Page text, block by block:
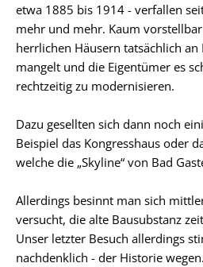
etwa 1885 bis 1914 - verfallen
mehr und mehr. Kaum
herrlichen Häusern tatsächlich
mangelt und die Eigentümer es
rechtzeitig zu modernisieren.
Dazu gesellten sich dann noch
Beispiel das Kongresshaus oder
welche die „Skyline“ von Bad
Allerdings besinnt man sich
versucht, die alte Bausubstanz
Unser letzter Besuch allerdings
nachdenklich - der Historie wegen.